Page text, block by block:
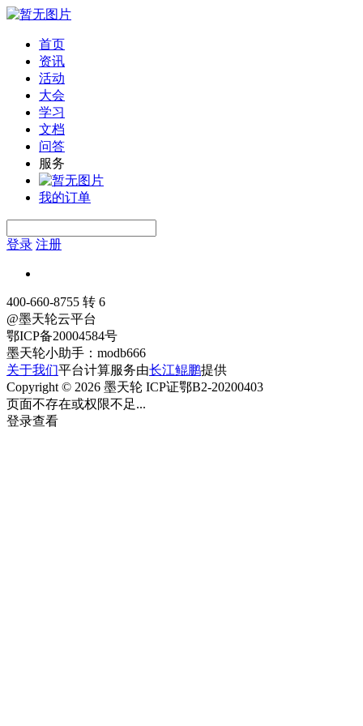
首页
资讯
活动
大会
学习
文档
问答
服务
我的订单
登录 注册
400-660-8755 转 6
@墨天轮云平台
鄂ICP备20004584号
墨天轮小助手：modb666
关于我们平台计算服务由长江鲲鹏提供
Copyright © 2026 墨天轮 ICP证鄂B2-20200403
页面不存在或权限不足...
登录查看